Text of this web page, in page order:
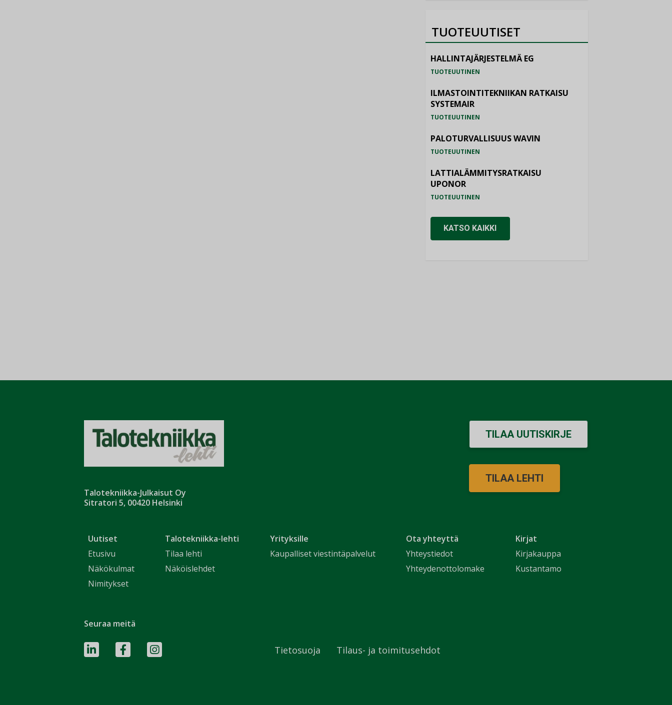
TUOTEUUTISET
HALLINTAJÄRJESTELMÄ EG
TUOTEUUTINEN
ILMASTOINTITEKNIIKAN RATKAISU
SYSTEMAIR
TUOTEUUTINEN
PALOTURVALLISUUS WAVIN
TUOTEUUTINEN
LATTIALÄMMITYSRATKAISU
UPONOR
TUOTEUUTINEN
KATSO KAIKKI
Talotekniikka-Julkaisut Oy
Sitratori 5, 00420 Helsinki
Uutiset
Etusivu
Näkökulmat
Nimitykset
Talotekniikka-lehti
Tilaa lehti
Näköislehdet
Yrityksille
Kaupalliset viestintäpalvelut
Ota yhteyttä
Yhteystiedot
Yhteydenottolomake
Kirjat
Kirjakauppa
Kustantamo
TILAA UUTISKIRJE
TILAA LEHTI
Seuraa meitä
Tietosuoja Tilaus- ja toimitusehdot